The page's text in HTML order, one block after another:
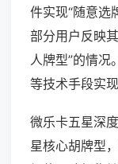
件实现“随意选
部分用户反映
人牌型”的情况
等技术手段实
微乐卡五星深
星核心胡牌型